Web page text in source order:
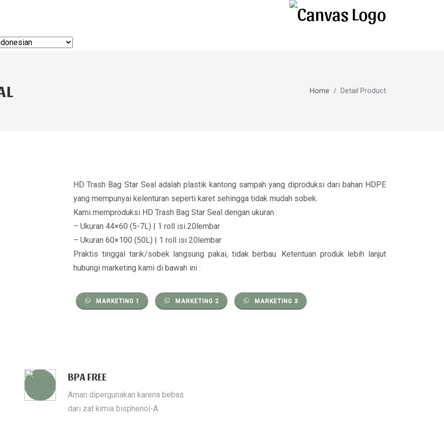
Home Detail Product
HD Trash Bag Star Seal adalah plastik kantong sampah yang diproduksi dari bahan HDPE
yang mempunyai kelenturan seperti karet sehingga tidak mudah sobek.
Kami memproduksi HD Trash Bag Star Seal dengan ukuran :
– Ukuran 44×60 (5-7L) | 1 roll isi 20lembar
– Ukuran 60×100 (50L) | 1 roll isi 20lembar
Praktis tinggal tarik/sobek langsung pakai, tidak berbau. Ketentuan produk lebih lanjut
hubungi marketing kami di bawah ini :
MARKETING 1 MARKETING 2 MARKETING 3
BPA FREE
Aman dipergunakan karena bebas
dari zat kimia bisphenol-A.